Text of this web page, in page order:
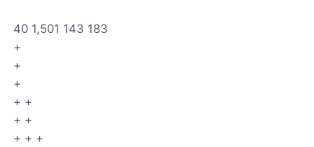
40 1,501 143 183
+
+
+
+ +
+ +
+ + +